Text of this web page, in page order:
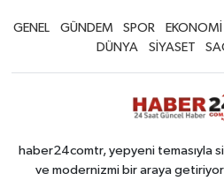
GENEL GÜNDEM SPOR EKONOMİ
DÜNYA
SİYASET
haber24comtr, yepyeni temasıyla
ve modernizmi bir araya